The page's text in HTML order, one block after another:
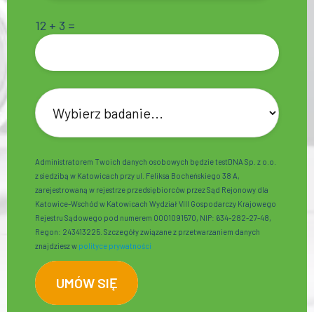
12 + 3 =
Administratorem Twoich danych osobowych będzie testDNA Sp. z o.o.
z siedzibą w Katowicach przy ul. Feliksa Bocheńskiego 38 A,
zarejestrowaną w rejestrze przedsiębiorców przez Sąd Rejonowy dla
Katowice-Wschód w Katowicach Wydział VIII Gospodarczy Krajowego
Rejestru Sądowego pod numerem 0001091570, NIP: 634-282-27-48,
Regon: 243413225. Szczegóły związane z przetwarzaniem danych
znajdziesz w polityce prywatności